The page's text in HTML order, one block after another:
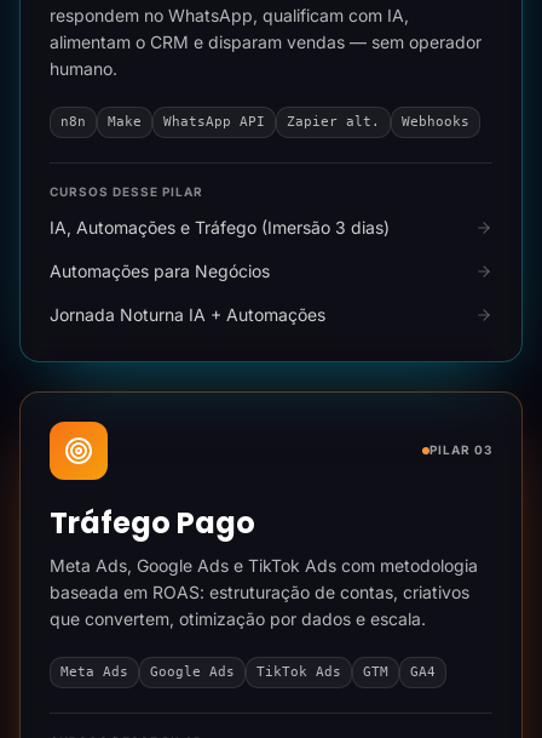
respondem no WhatsApp, qualificam com IA,
alimentam o CRM e disparam vendas — sem operador
humano.
n8n Make WhatsApp API Zapier alt. Webhooks
CURSOS DESSE PILAR
IA, Automações e Tráfego (Imersão 3 dias)
Automações para Negócios
Jornada Noturna IA + Automações
PILAR 03
Tráfego Pago
Meta Ads, Google Ads e TikTok Ads com metodologia
baseada em ROAS: estruturação de contas, criativos
que convertem, otimização por dados e escala.
Meta Ads Google Ads TikTok Ads GTM GA4